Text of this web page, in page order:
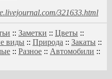
321633.html
:: Заметки :: Цветы ::
виды :: Природа :: Закаты ::
:: Разное :: Автомобили ::